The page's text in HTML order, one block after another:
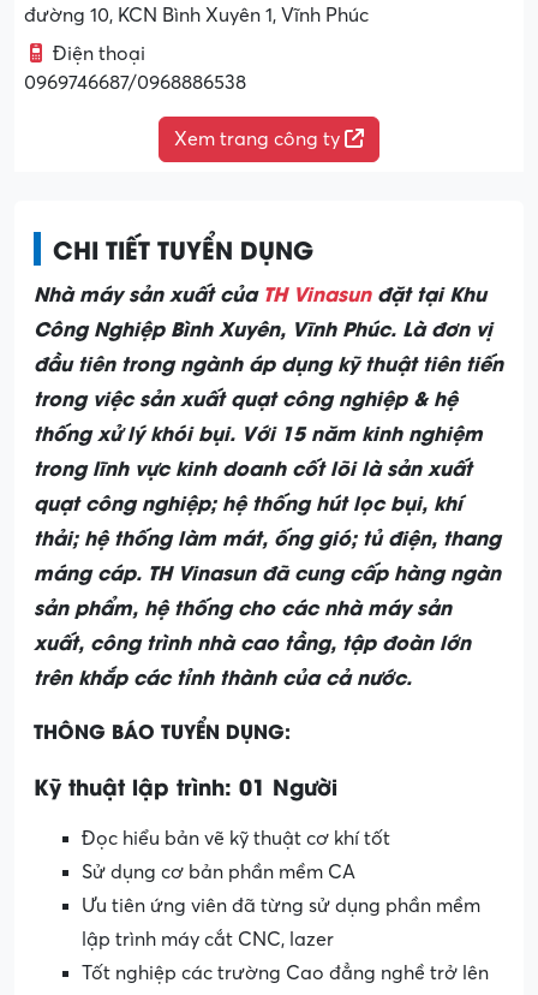
đường 10, KCN Bình Xuyên 1, Vĩnh Phúc
Điện thoại
0969746687/0968886538
Xem trang công ty
CHI TIẾT TUYỂN DỤNG
Nhà máy sản xuất của TH Vinasunđặt tại Khu
Công Nghiệp Bình Xuyên, Vĩnh Phúc. Là đơn vị
đầu tiên trong ngành áp dụng kỹ thuật tiên tiến
trong việc sản xuất quạt công nghiệp & hệ
thống xử lý khói bụi. Với 15 năm kinh nghiệm
trong lĩnh vực kinh doanh cốt lõi là sản xuất
quạt công nghiệp; hệ thống hút lọc bụi, khí
thải; hệ thống làm mát, ống gió; tủ điện, thang
máng cáp. TH Vinasun đã cung cấp hàng ngàn
sản phẩm, hệ thống cho các nhà máy sản
xuất, công trình nhà cao tầng, tập đoàn lớn
trên khắp các tỉnh thành của cả nước.
THÔNG BÁO TUYỂN DỤNG:
Kỹ thuật lập trình: 01 Người
Đọc hiểu bản vẽ kỹ thuật cơ khí tốt
Sử dụng cơ bản phần mềm CA
Ưu tiên ứng viên đã từng sử dụng phần mềm
lập trình máy cắt CNC, lazer
Tốt nghiệp các trường Cao đẳng nghề trở lên